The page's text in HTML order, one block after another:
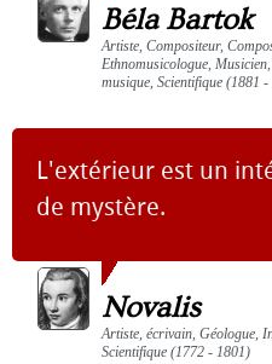
Béla Bartok
Artiste, Compositeur,
Ethnomusicologue,
musique, Scientifique (1881
L'extérieur est un
de mystère.
Novalis
Artiste, écrivain, Géologue,
Scientifique (1772 - 1801)